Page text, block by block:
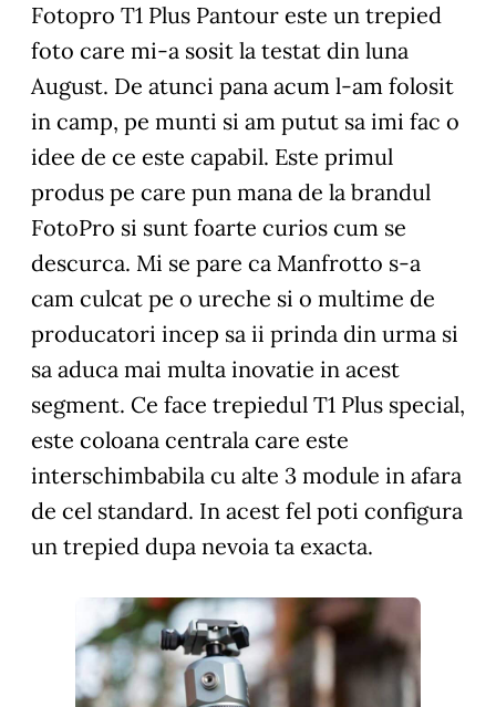
Fotopro T1 Plus Pantour este un trepied
foto care mi-a sosit la testat din luna
August. De atunci pana acum l-am folosit
in camp, pe munti si am putut sa imi fac o
idee de ce este capabil. Este primul
produs pe care pun mana de la brandul
FotoPro si sunt foarte curios cum se
descurca. Mi se pare ca Manfrotto s-a
cam culcat pe o ureche si o multime de
producatori incep sa ii prinda din urma si
sa aduca mai multa inovatie in acest
segment. Ce face trepiedul T1 Plus special,
este coloana centrala care este
interschimbabila cu alte 3 module in afara
de cel standard. In acest fel poti configura
un trepied dupa nevoia ta exacta.